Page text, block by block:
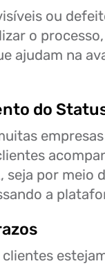
ou
o
ajudam na
do
seja por meio
a